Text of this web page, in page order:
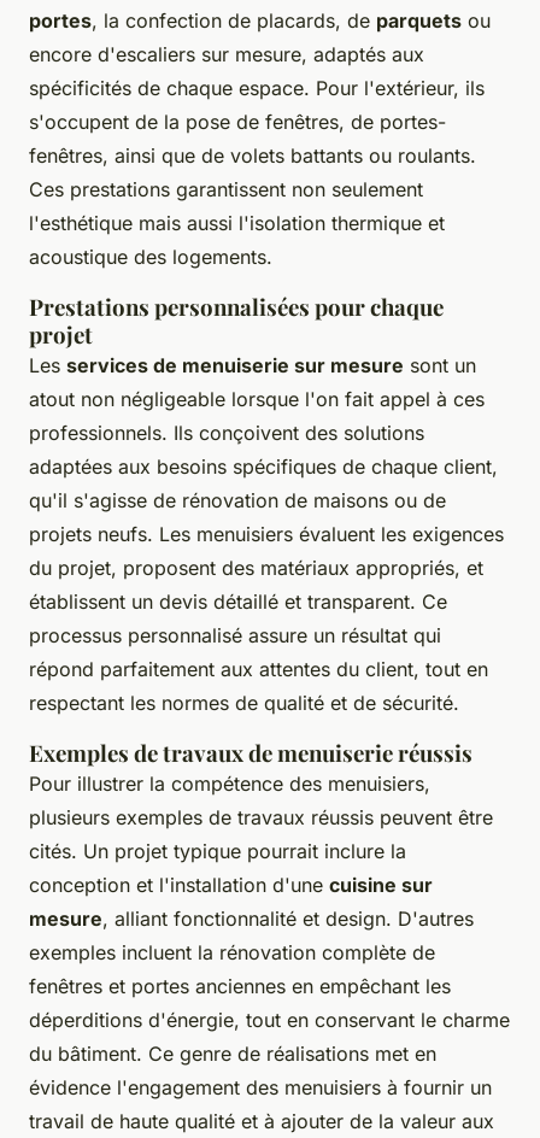
portes, la confection de placards, de parquets ou
encore d'escaliers sur mesure, adaptés aux
spécificités de chaque espace. Pour l'extérieur, ils
s'occupent de la pose de fenêtres, de portes-
fenêtres, ainsi que de volets battants ou roulants.
Ces prestations garantissent non seulement
l'esthétique mais aussi l'isolation thermique et
acoustique des logements.
Prestations personnalisées pour chaque
projet
Les services de menuiserie sur mesure sont un
atout non négligeable lorsque l'on fait appel à ces
professionnels. Ils conçoivent des solutions
adaptées aux besoins spécifiques de chaque client,
qu'il s'agisse de rénovation de maisons ou de
projets neufs. Les menuisiers évaluent les exigences
du projet, proposent des matériaux appropriés, et
établissent un devis détaillé et transparent. Ce
processus personnalisé assure un résultat qui
répond parfaitement aux attentes du client, tout en
respectant les normes de qualité et de sécurité.
Exemples de travaux de menuiserie réussis
Pour illustrer la compétence des menuisiers,
plusieurs exemples de travaux réussis peuvent être
cités. Un projet typique pourrait inclure la
conception et l'installation d'une cuisine sur
mesure, alliant fonctionnalité et design. D'autres
exemples incluent la rénovation complète de
fenêtres et portes anciennes en empêchant les
déperditions d'énergie, tout en conservant le charme
du bâtiment. Ce genre de réalisations met en
évidence l'engagement des menuisiers à fournir un
travail de haute qualité et à ajouter de la valeur aux